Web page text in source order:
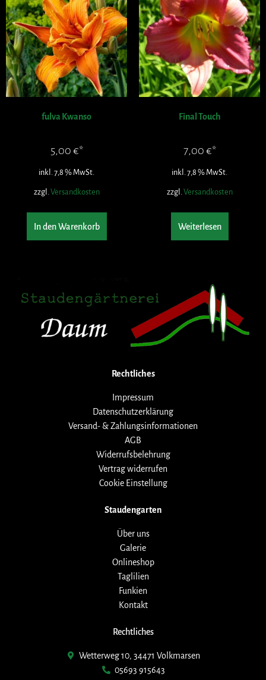
fulva Kwanso
5,00 €
inkl. 7,8 % MwSt.
zzgl. Versandkosten
In den Warenkorb
Final Touch
7,00 €
inkl. 7,8 % MwSt.
zzgl. Versandkosten
Weiterlesen
Rechtliches
Impressum
Datenschutzerklärung
Versand- & Zahlungsinformationen
AGB
Widerrufsbelehrung
Vertrag widerrufen
Cookie Einstellung
Staudengarten
Über uns
Galerie
Onlineshop
Taglilien
Funkien
Kontakt
Rechtliches
Wetterweg 10, 34471 Volkmarsen
05693 915643